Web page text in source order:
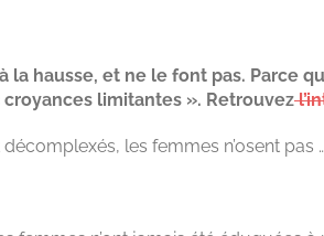
la hausse, et ne le font pas. Parce
limitantes ». Retrouvez
les femmes n’osent pas